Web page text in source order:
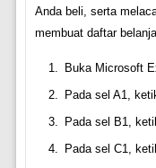
Anda beli, serta
membuat daftar
Buka Microsoft
Pada sel A1,
Pada sel B1,
Pada sel C1,